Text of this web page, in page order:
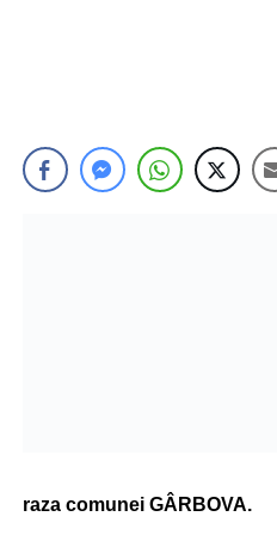
raza comunei GÂRBOVA.